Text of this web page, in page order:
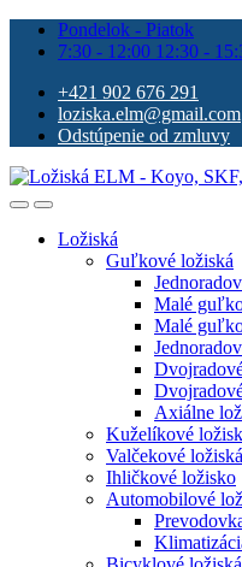
Pondelok - Piatok
7:30 - 12:00 12:30 -
+421 902 676 291
loziska.elm@gmail.com
Odstúpenie od zmluvy
Ložiská
Guľkové ložiská
Malé
Malé
Axiálne
Kuželíkové
Valčekové ložiská
Ihličkové ložisko
Automobilové